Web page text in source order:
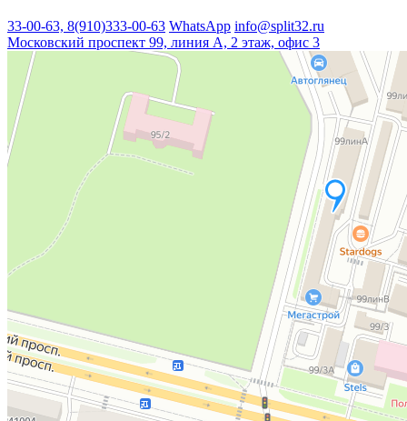
33-00-63, 8(910)333-00-63 WhatsApp info@split32.ru
Московский проспект 99, линия А, 2 этаж, офис 3